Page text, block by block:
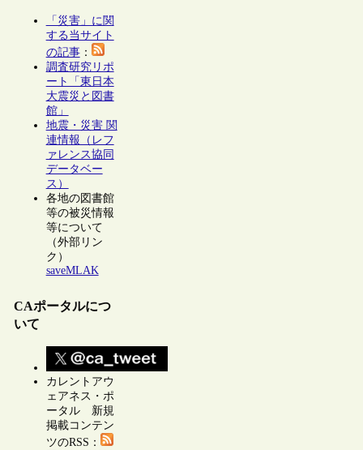
「災害」に関
する当サイト
の記事：
調査研究リポ
ート「東日本
大震災と図書
館」
地震・災害 関
連情報（レフ
ァレンス協同
データベー
ス）
各地の図書館
等の被災情報
等について
（外部リン
ク）
saveMLAK
CAポータルにつ
いて
カレントアウ
ェアネス・ポ
ータル 新規
掲載コンテン
ツのRSS：